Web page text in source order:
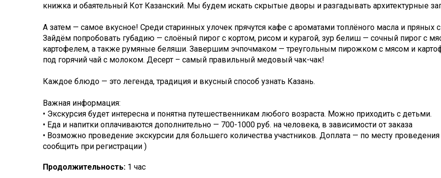
книжка и обаятельный Кот Казанский. Мы будем искать скрытые дворы и разгадывать архитектурные
А затем — самое вкусное! Среди старинных улочек прячутся кафе с ароматами топлёного масла и пряных
Зайдём попробовать губадию — слоёный пирог с кортом, рисом и курагой, зур белиш — сочный пирог с
картофелем, а также румяные беляши. Завершим эчпочмаком — треугольным пирожком с мясом и
под горячий чай с молоком. Десерт – самый правильный медовый чак-чак!
Каждое блюдо — это легенда, традиция и вкусный способ узнать Казань.
Важная информация:
• Экскурсия будет интересна и понятна путешественникам любого возраста. Можно приходить с детьми.
• Еда и напитки оплачиваются дополнительно — 700-1000 руб. на человека, в зависимости от заказа
• Возможно проведение экскурсии для большего количества участников. Доплата — по месту проведения
сообщить при регистрации )
Продолжительность: 1 час